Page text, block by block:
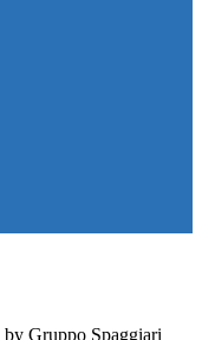
Gruppo Spaggiari